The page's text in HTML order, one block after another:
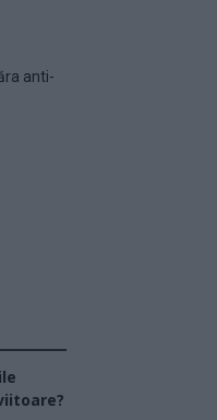
anti-